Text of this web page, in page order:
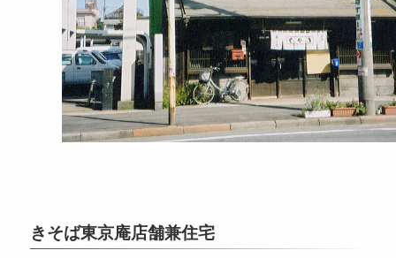
きそば東京庵店舗兼住宅